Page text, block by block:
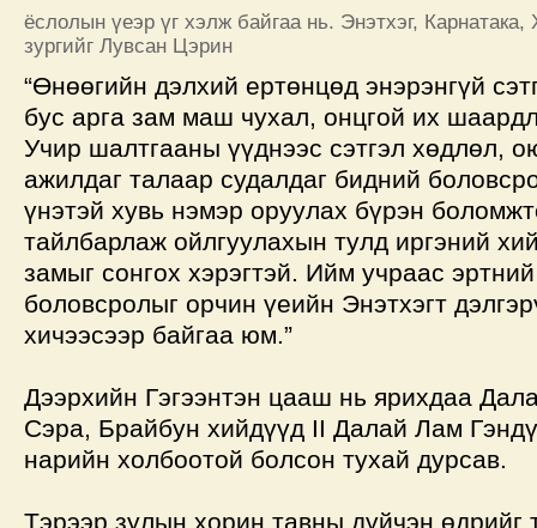
ёслолын үеэр үг хэлж байгаа нь. Энэтхэг,
зургийг Лувсан Цэрин
“Өнөөгийн дэлхий ертөнцөд энэрэнгүй
бус арга зам маш чухал, онцгой их
Учир шалтгааны үүднээс сэтгэл хөдлөл,
ажилдаг талаар судалдаг бидний
үнэтэй хувь нэмэр оруулах бүрэн
тайлбарлаж ойлгуулахын тулд иргэний
замыг сонгох хэрэгтэй. Ийм учраас
боловсролыг орчин үеийн Энэтхэгт
хичээсээр байгаа юм.”
Дээрхийн Гэгээнтэн цааш нь ярихдаа
Сэра, Брайбун хийдүүд II Далай Лам
нарийн холбоотой болсон тухай дурсав.
Тэрээр зулын хорин тавны дүйчэн өдрийг